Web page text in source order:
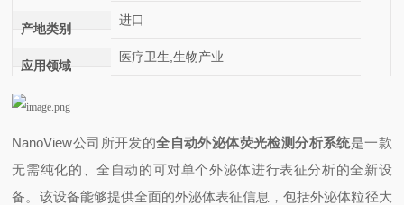
产地类别
进口
应用领域
医疗卫生,生物产业
NanoView公司所开发的全自动外泌体荧光检测分析系统是一款
无需纯化的、全自动的可对单个外泌体进行表征分析的全新设
备。该设备能够提供全面的外泌体表征信息，包括外泌体粒径大